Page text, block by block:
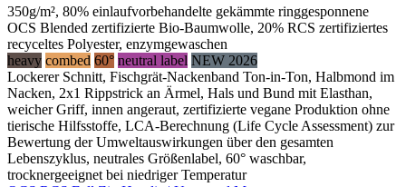
350g/m², 80% einlaufvorbehandelte gekämmte ringgesponnene
OCS Blended zertifizierte Bio-Baumwolle, 20% RCS zertifiziertes
recyceltes Polyester, enzymgewaschen
heavy combed 60° neutral label NEW 2026
Lockerer Schnitt, Fischgrät-Nackenband Ton-in-Ton, Halbmond im
Nacken, 2x1 Rippstrick an Ärmel, Hals und Bund mit Elasthan,
weicher Griff, innen angeraut, zertifizierte vegane Produktion ohne
tierische Hilfsstoffe, LCA-Berechnung (Life Cycle Assessment) zur
Bewertung der Umweltauswirkungen über den gesamten
Lebenszyklus, neutrales Größenlabel, 60° waschbar,
trocknergeeignet bei niedriger Temperatur